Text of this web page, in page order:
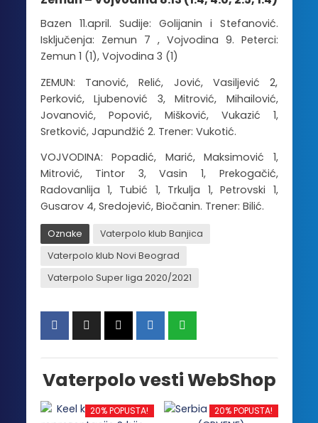
Bazen 11.april. Sudije: Golijanin i Stefanović.
Isključenja: Zemun 7 , Vojvodina 9. Peterci:
Zemun 1 (1), Vojvodina 3 (1)
ZEMUN: Tanović, Relić, Jović, Vasiljević 2,
Perković, Ljubenović 3, Mitrović, Mihailović,
Jovanović, Popović, Mišković, Vukazić 1,
Sretković, Japundžić 2. Trener: Vukotić.
VOJVODINA: Popadić, Marić, Maksimović 1,
Mitrović, Tintor 3, Vasin 1, Prekogačić,
Radovanlija 1, Tubić 1, Trkulja 1, Petrovski 1,
Gusarov 4, Sredojević, Biočanin. Trener: Bilić.
Oznake
Vaterpolo klub Banjica
Vaterpolo klub Novi Beograd
Vaterpolo Super liga 2020/2021
Vaterpolo vesti WebShop
20% POPUSTA! 20% POPUSTA!